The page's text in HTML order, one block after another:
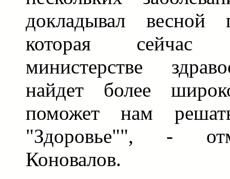
докладывал
которая сейчас
министерстве
найдет более
поможет нам
"Здоровье"", -
Коновалов.